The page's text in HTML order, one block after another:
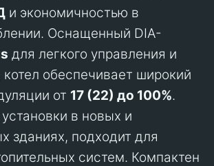
и экономичностью в
Оснащенный DIA-
для легкого управления и
котел обеспечивает широкий
от 17 (22) до 100%.
в новых и
зданиях, подходит для
систем. Компактен